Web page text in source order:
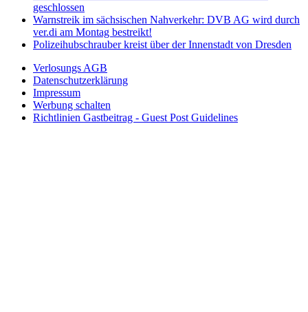
geschlossen
Warnstreik im sächsischen Nahverkehr: DVB AG wird durch
ver.di am Montag bestreikt!
Polizeihubschrauber kreist über der Innenstadt von Dresden
Verlosungs AGB
Datenschutzerklärung
Impressum
Werbung schalten
Richtlinien Gastbeitrag - Guest Post Guidelines